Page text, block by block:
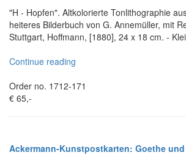
"H - Hopfen". Altkolorierte Tonlithographie
heiteres Bilderbuch von G. Annemüller, mit
Stuttgart, Hoffmann, [1880], 24 x 18 cm. -
Continue reading
Order no. 1712-171
€ 65,-
Ackermann-Kunstpostkarten: Goethe